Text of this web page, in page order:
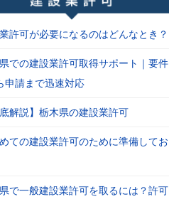
許可が必要になるのはどんなとき？
での建設業許可取得サポート｜要件
申請まで迅速対応
底解説】栃木県の建設業許可
ての建設業許可のために準備してお
で一般建設業許可を取るには？許可